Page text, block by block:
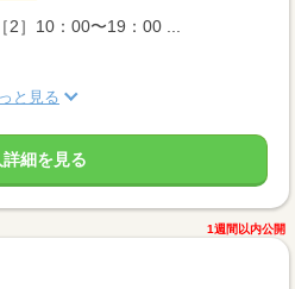
2］10：00〜19：00 ...
と見る
細を見る
1週間以内公開